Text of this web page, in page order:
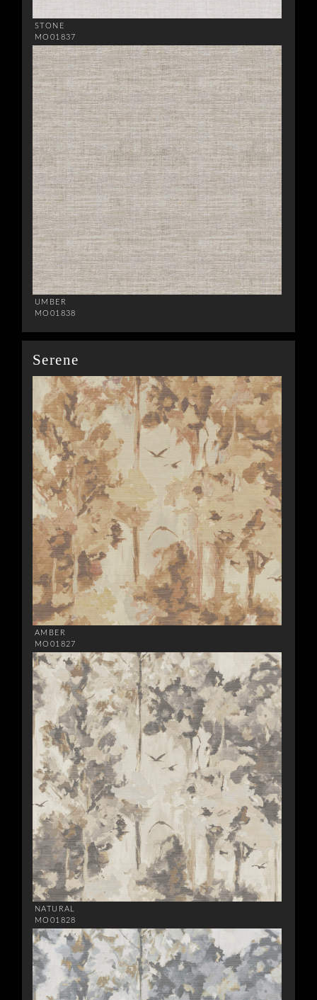
STONE
MO01837
UMBER
MO01838
Serene
AMBER
MO01827
NATURAL
MO01828